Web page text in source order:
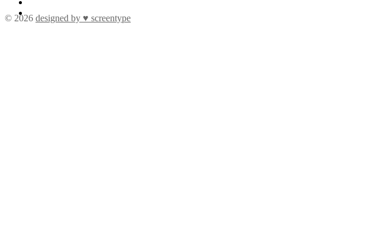
© 2026 designed by ♥ screentype